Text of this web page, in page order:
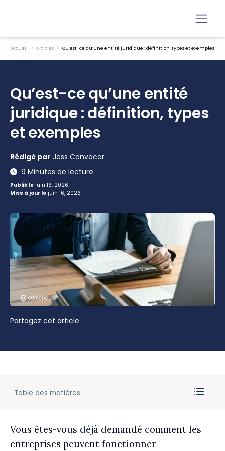
Accueil Articles Qu’est-ce qu’une entité juridique : définition, types et exemples
Qu’est-ce qu’une entité
juridique : définition, types
et exemples
Rédigé par Jess Convocar
9 Minutes de lecture
Publié le juin 16, 2026
Mise à jour le juin 16, 2026
Partagez cet article
Table des matières
Vous êtes-vous déjà demandé comment les
entreprises peuvent fonctionner